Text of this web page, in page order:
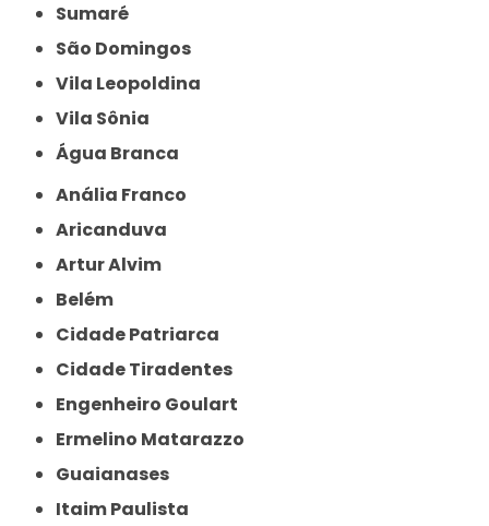
Sumaré
São Domingos
Vila Leopoldina
Vila Sônia
Água Branca
Anália Franco
Aricanduva
Artur Alvim
Belém
Cidade Patriarca
Cidade Tiradentes
Engenheiro Goulart
Ermelino Matarazzo
Guaianases
Itaim Paulista